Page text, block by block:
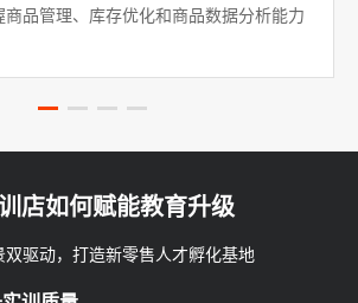
商品管理、库存优化和商品数据分析能力
店如何赋能教育升级
双驱动，打造新零售人才孵化基地